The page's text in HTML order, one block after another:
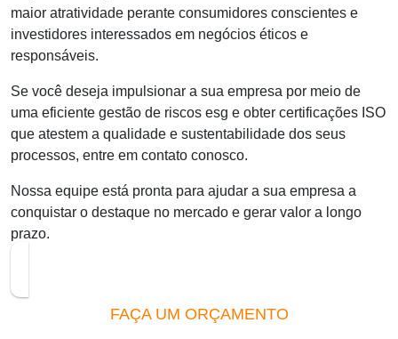
maior atratividade perante consumidores conscientes e
investidores interessados em negócios éticos e
responsáveis.
Se você deseja impulsionar a sua empresa por meio de
uma eficiente gestão de riscos esg e obter certificações ISO
que atestem a qualidade e sustentabilidade dos seus
processos, entre em contato conosco.
Nossa equipe está pronta para ajudar a sua empresa a
conquistar o destaque no mercado e gerar valor a longo
prazo.
FAÇA UM ORÇAMENTO